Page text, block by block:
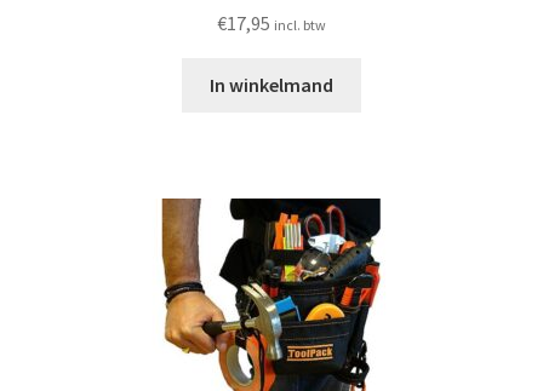
€17,95 incl. btw
In winkelmand